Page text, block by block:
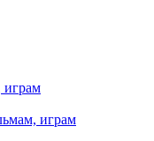
играм
играм